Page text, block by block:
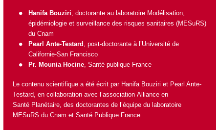
Hanifa Bouziri , doctorante au laboratoire Modélisation,
épidémiologie et surveillance des risques sanitaires (MESuRS)
du Cnam
Pearl Ante-Testard , post-doctorante à l’Université de
Californie-San Francisco
Pr. Mounia Hocine Santé publique France
Le contenu scientifique a été écrit par Hanifa Bouziri et Pearl Ante-
Testard, en collaboration avec l’association Alliance en
Santé Planétaire, des doctorantes de l’équipe du laboratoire
MESuRS du Cnam et Santé Publique France.